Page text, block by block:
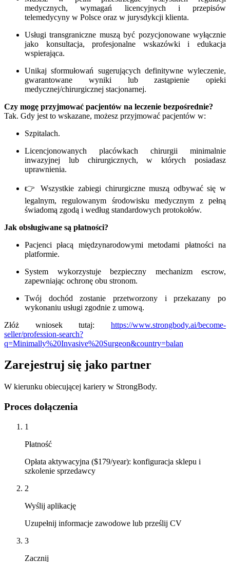
medycznych, wymagań licencyjnych i przepisów
telemedycyny w Polsce oraz w jurysdykcji klienta.
Usługi transgraniczne muszą być pozycjonowane wyłącznie
jako konsultacja, profesjonalne wskazówki i edukacja
wspierająca.
Unikaj sformułowań sugerujących definitywne wyleczenie,
gwarantowane wyniki lub zastąpienie opieki
medycznej/chirurgicznej stacjonarnej.
Czy mogę przyjmować pacjentów na leczenie bezpośrednie?
Tak. Gdy jest to wskazane, możesz przyjmować pacjentów w:
Szpitalach.
Licencjonowanych placówkach chirurgii minimalnie
inwazyjnej lub chirurgicznych, w których posiadasz
uprawnienia.
👉 Wszystkie zabiegi chirurgiczne muszą odbywać się w
legalnym, regulowanym środowisku medycznym z pełną
świadomą zgodą i według standardowych protokołów.
Jak obsługiwane są płatności?
Pacjenci płacą międzynarodowymi metodami płatności na
platformie.
System wykorzystuje bezpieczny mechanizm escrow,
zapewniając ochronę obu stronom.
Twój dochód zostanie przetworzony i przekazany po
wykonaniu usługi zgodnie z umową.
Złóż wniosek tutaj: https://www.strongbody.ai/become-
seller/profession-search?
q=Minimally%20Invasive%20Surgeon&country=balan
Zarejestruj się jako partner
W kierunku obiecującej kariery w StrongBody.
Proces dołączenia
1
Płatność
Opłata aktywacyjna ($179/year): konfiguracja sklepu i
szkolenie sprzedawcy
2
Wyślij aplikację
Uzupełnij informacje zawodowe lub prześlij CV
3
Zacznij